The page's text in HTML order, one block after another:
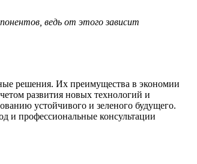
ведь от этого зависит
решения. Их преимущества в экономии
развития новых технологий и
устойчивого и зеленого будущего.
и профессиональные консультации